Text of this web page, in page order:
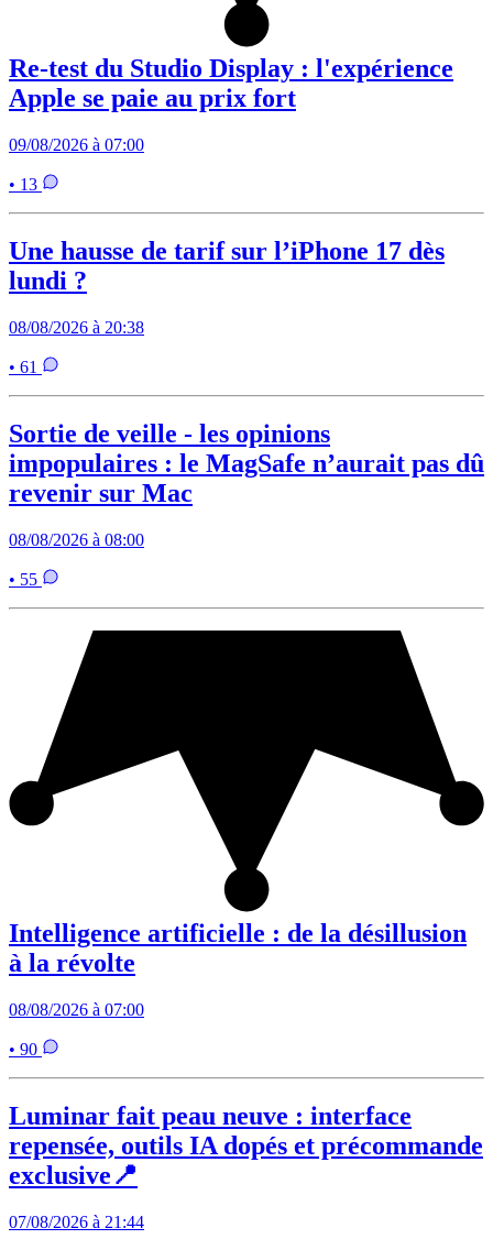
Re-test du Studio Display : l'expérience
Apple se paie au prix fort
09/08/2026 à 07:00
• 13
Une hausse de tarif sur l’iPhone 17 dès
lundi ?
08/08/2026 à 20:38
• 61
Sortie de veille - les opinions
impopulaires : le MagSafe n’aurait pas dû
revenir sur Mac
08/08/2026 à 08:00
• 55
Intelligence artificielle : de la désillusion
à la révolte
08/08/2026 à 07:00
• 90
Luminar fait peau neuve : interface
repensée, outils IA dopés et précommande
exclusive📍
07/08/2026 à 21:44